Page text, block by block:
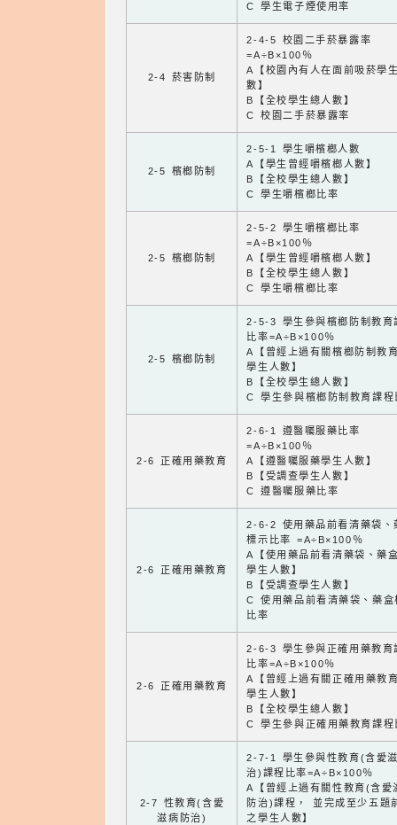
C 學生電子煙使用率
2-4 菸害防制
2-4-5 校園二手菸暴露率
=A÷B×100％
A【校園內有人在面前吸菸學
數】
B【全校學生總人數】
C 校園二手菸暴露率
2-5 檳榔防制
2-5-1 學生嚼檳榔人數
A【學生曾經嚼檳榔人數】
B【全校學生總人數】
C 學生嚼檳榔比率
2-5 檳榔防制
2-5-2 學生嚼檳榔比率
=A÷B×100％
A【學生曾經嚼檳榔人數】
B【全校學生總人數】
C 學生嚼檳榔比率
2-5 檳榔防制
2-5-3 學生參與檳榔防制教育
比率=A÷B×100％
A【曾經上過有關檳榔防制教
學生人數】
B【全校學生總人數】
C 學生參與檳榔防制教育課程
2-6 正確用藥教育
2-6-1 遵醫囑服藥比率
=A÷B×100％
A【遵醫囑服藥學生人數】
B【受調查學生人數】
C 遵醫囑服藥比率
2-6 正確用藥教育
2-6-2 使用藥品前看清藥袋、
標示比率 =A÷B×100％
A【使用藥品前看清藥袋、藥
學生人數】
B【受調查學生人數】
C 使用藥品前看清藥袋、藥盒
比率
2-6 正確用藥教育
2-6-3 學生參與正確用藥教育
比率=A÷B×100％
A【曾經上過有關正確用藥教
學生人數】
B【全校學生總人數】
C 學生參與正確用藥教育課程
2-7 性教育(含愛
滋病防治)
2-7-1 學生參與性教育(含愛
治)課程比率=A÷B×100％
A【曾經上過有關性教育(含愛
防治)課程， 並完成至少五題
之學生人數】